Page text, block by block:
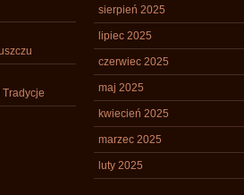
sierpień 2025
lipiec 2025
czerwiec 2025
maj 2025
kwiecień 2025
marzec 2025
luty 2025